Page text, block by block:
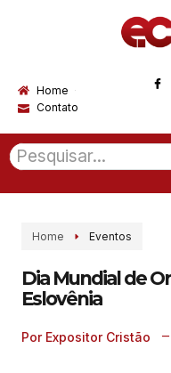
Home
Contato
Home Eventos
Dia Mundial de
Eslovênia
Por Expositor Cristão